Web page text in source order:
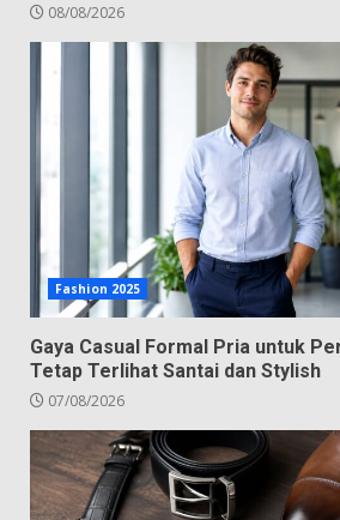
08/08/2026
Fashion 2025
Gaya Casual Formal Pria untuk
Tetap Terlihat Santai dan Stylish
07/08/2026